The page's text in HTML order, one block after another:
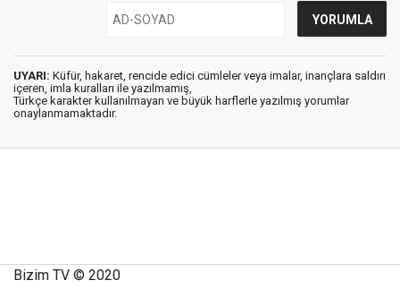
UYARI: Küfür, hakaret, rencide edici cümleler veya imalar, inançlara saldırı
içeren, imla kuralları ile yazılmamış,
Türkçe karakter kullanılmayan ve büyük harflerle yazılmış yorumlar
onaylanmamaktadır.
Bizim TV © 2020